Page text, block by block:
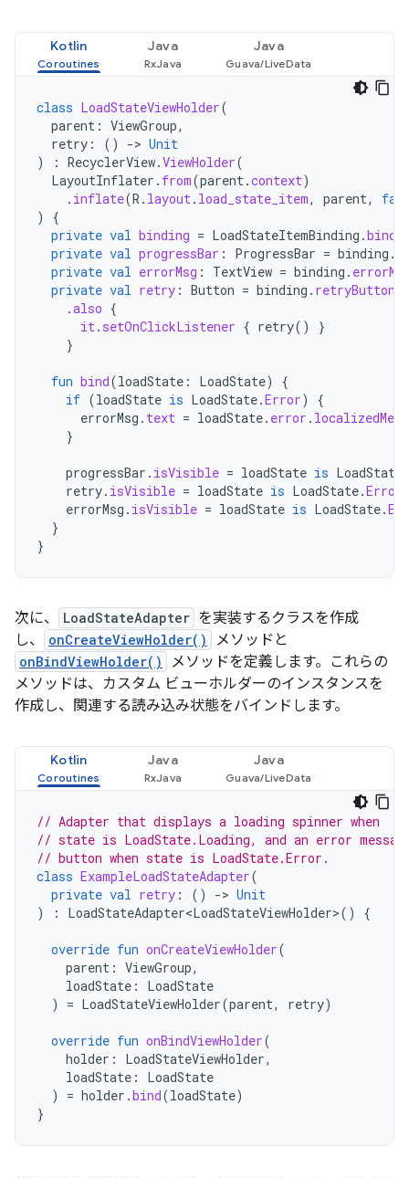
Kotlin Java Java
class LoadStateViewHolder(
parent : ViewGroup,
retry : () -> Unit
)
: RecyclerView.ViewHolder(
LayoutInflater . from(parent.context)
. inflate(R . layout. load_state_item, parent,
)
{
private val binding = LoadStateItemBinding .bind
private val progressBar : ProgressBar = binding .
private val errorMsg : TextView = binding .
private val retry : Button = binding . retryButton
.also {
it. setOnClickListener { retry()
}
}
fun bind(loadState : LoadState)
{
if (loadState is LoadState.Error)
{
errorMsg . text = loadState. error .
}
progressBar . isVisible = loadState is LoadState
retry. isVisible = loadState is LoadState.Error
errorMsg . isVisible = loadState is LoadState.
}
}
次に、 LoadStateAdapter を実装するクラスを作成
し、
onCreateViewHolder() メソッドと
onBindViewHolder()
メソッドを定義します。これらの
メソッドは、カスタム ビューホルダーのインスタンスを
作成し、関連する読み込み状態をバインドします。
Kotlin Java Java
// Adapter that displays a loading spinner when
// state is LoadState.Loading, and an error
// button when state is LoadState.Error.
class ExampleLoadStateAdapter(
private val retry : () -> Unit
)
: LoadStateAdapter<LoadStateViewHolder>() {
override fun onCreateViewHolder(
parent : ViewGroup,
loadState :
LoadState
)
= LoadStateViewHolder(parent, retry)
override fun onBindViewHolder(
holder : LoadStateViewHolder,
loadState :
LoadState
)
= holder .bind(loadState)
}